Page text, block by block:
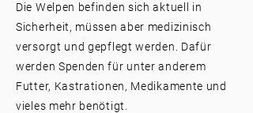
Die Welpen befinden sich aktuell in
Sicherheit, müssen aber medizinisch
versorgt und gepflegt werden. Dafür
werden Spenden für unter anderem
Futter, Kastrationen, Medikamente und
vieles mehr benötigt.